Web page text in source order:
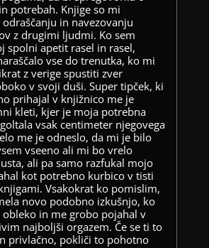
potrebah. Knjige so mi
in navezovanju
z drugimi ljudmi. Ko sem
spolni apetit rasel in rasel,
vse do trenutka, ko mi
z verige spustiti zver
v svoji duši. Super tipček, ki
prihajal v knjižnico me je
kleti, kjer je moja potrebna
vsak centimeter njegovega
me je odneslo, da mi je bilo
vseeno ali mi bo vrelo
ali pa samo razfukal mojo
kot potrebno kurbico v tisti
Vsakokrat ko pomislim,
novo podobno izkušnjo, ko
in me grobo pojahal v
najboljši orgazem. Če se ti to
privlačno, pokliči to pohotno